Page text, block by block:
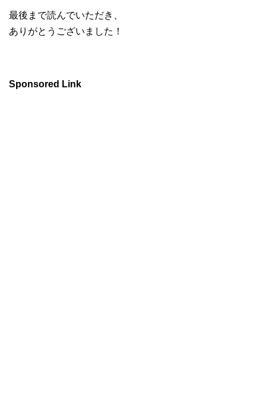
最後まで読んでいただき、
ありがとうございました！
Sponsored Link